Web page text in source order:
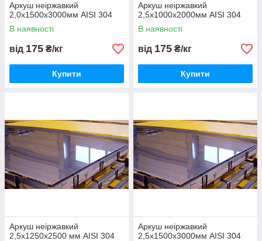
Аркуш неіржавкий
2,0х1500х3000мм AISI 304
В наявності
від 175 ₴/кг
Купити
Аркуш неіржавкий
2,5х1000х2000мм AISI 304
В наявності
від 175 ₴/кг
Купити
Аркуш неіржавкий
2,5х1250х2500 мм AISI 304
Аркуш неіржавкий
2,5х1500х3000мм AISI 304